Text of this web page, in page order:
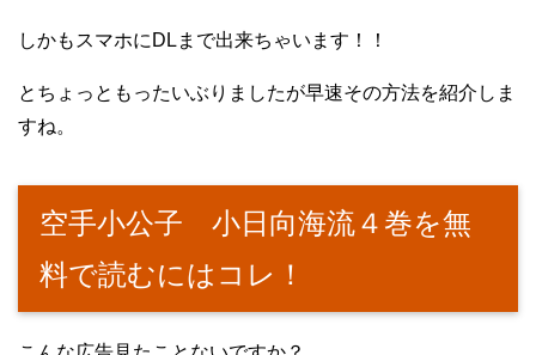
しかもスマホにDLまで出来ちゃいます！！
とちょっともったいぶりましたが早速その方法を紹介しま
すね。
空手小公子 小日向海流４巻を無
料で読むにはコレ！